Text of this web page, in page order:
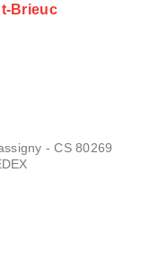
Brieuc
- CS 80269